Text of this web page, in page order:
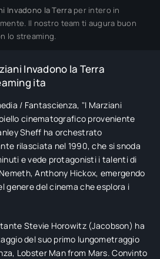
Invadono la Terraper intero in
Il nostro team ti augura buon
lo streaming.
Invadono la Terra
ita
/ Fantascienza, "I Marziani
cinematografico proveniente
Sheff ha orchestrato
rilasciata nel 1990, che si snoda
e vede protagonisti i talenti di
Anthony Hickox, emergendo
genere del cinema che esplora i
Stevie Horowitz (Jacobson) ha
del suo primo lungometraggio
Lobster Man from Mars. Convinto